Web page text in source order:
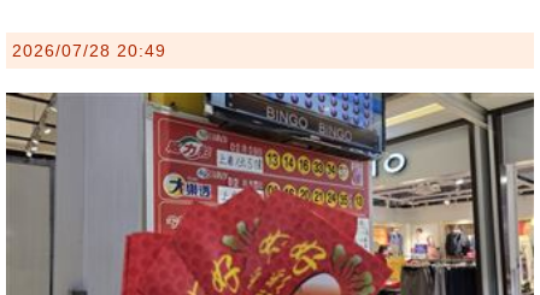
2026/07/28 20:49